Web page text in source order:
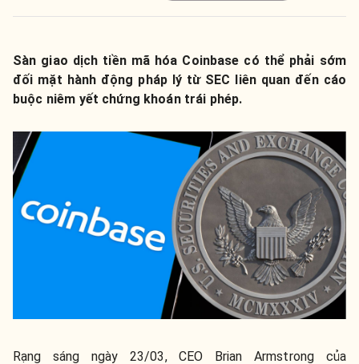
Sàn giao dịch tiền mã hóa Coinbase có thể phải sớm
đối mặt hành động pháp lý từ SEC liên quan đến cáo
buộc niêm yết chứng khoán trái phép.
Rạng sáng ngày 23/03, CEO Brian Armstrong của